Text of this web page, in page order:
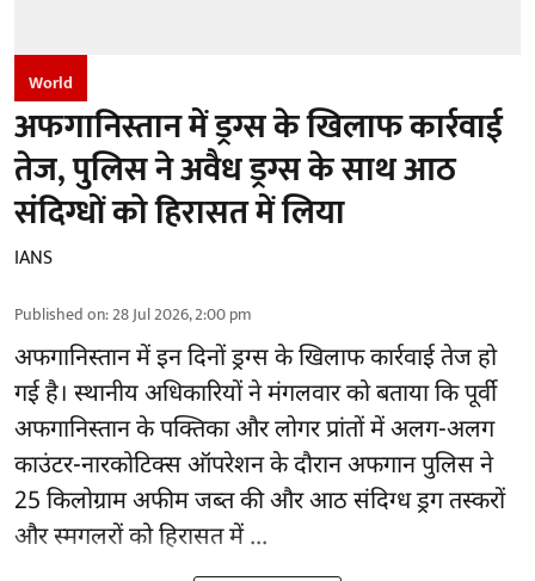
World
अफगानिस्तान में ड्रग्स के खिलाफ कार्रवाई
तेज, पुलिस ने अवैध ड्रग्स के साथ आठ
संदिग्धों को हिरासत में लिया
IANS
Published on:28 Jul 2026, 2:00 pm
अफगानिस्तानमें इन दिनों ड्रग्स के खिलाफ कार्रवाई तेज हो
गई है। स्थानीय अधिकारियों ने मंगलवार को बताया कि पूर्वी
अफगानिस्तान के पक्तिका और लोगर प्रांतों में अलग-अलग
काउंटर-नारकोटिक्स ऑपरेशन के दौरान अफगान पुलिस ने
25 किलोग्राम अफीम जब्त की और आठ संदिग्ध ड्रग तस्करों
और स्मगलरों को हिरासत में ...